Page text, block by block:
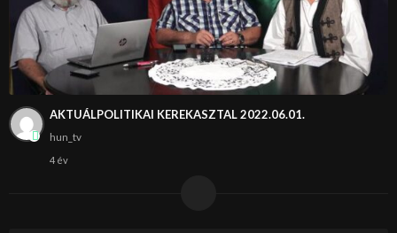
AKTUÁLPOLITIKAI KEREKASZTAL 2022.06.01.
hun_tv
4 év